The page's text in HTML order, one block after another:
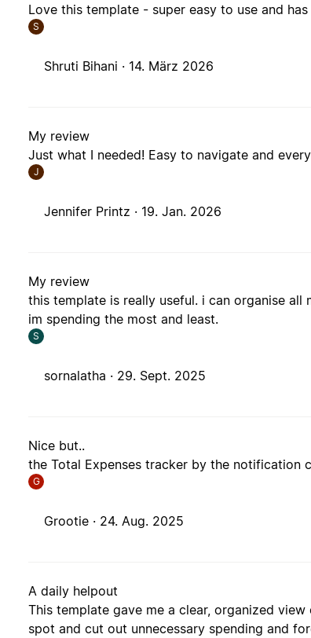
Love this template - super easy to use and
S
Shruti Bihani · 14. März 2026
My review
Just what I needed! Easy to navigate and
J
Jennifer Printz · 19. Jan. 2026
My review
this template is really useful. i can organise
im spending the most and least.
S
sornalatha · 29. Sept. 2025
Nice but..
the Total Expenses tracker by the notification
G
Grootie · 24. Aug. 2025
A daily helpout
This template gave me a clear, organized
spot and cut out unnecessary spending and